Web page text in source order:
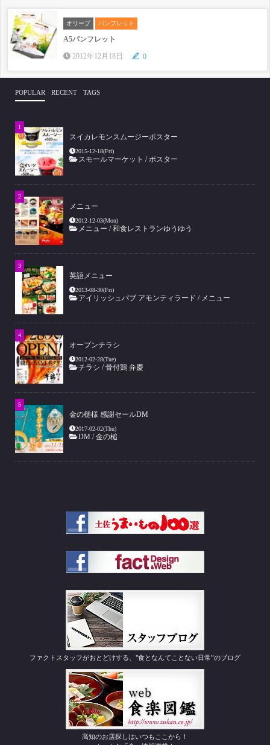
オリーブ パンフレット
A5パンフレット
2012年12月18日
0
POPULAR RECENT TAGS
スイカレモンスムージーポスター
2015-12-18(Fri)
スモールマーケット /ポスター
メニュー
2012-12-03(Mon)
メニュー /和食レストランゆうゆう
英語メニュー
2013-08-30(Fri)
アイリッシュパブ アモンティラード / メニュー
オープンチラシ
2012-02-28(Tue)
チラシ /骨付鶏 弁慶
金の槌様 感謝セールDM
2017-02-02(Thu)
DM /金の槌
ファクトスタッフがおとどけする、"食となんてことない日常”のブログ
高知のお店探しはいつもここから！